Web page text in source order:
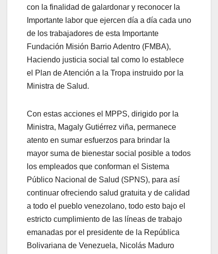
con la finalidad de galardonar y reconocer la
Importante labor que ejercen día a día cada uno
de los trabajadores de esta Importante
Fundación Misión Barrio Adentro (FMBA),
Haciendo justicia social tal como lo establece
el Plan de Atención a la Tropa instruido por la
Ministra de Salud.
Con estas acciones el MPPS, dirigido por la
Ministra, Magaly Gutiérrez viña, permanece
atento en sumar esfuerzos para brindar la
mayor suma de bienestar social posible a todos
los empleados que conforman el Sistema
Público Nacional de Salud (SPNS), para así
continuar ofreciendo salud gratuita y de calidad
a todo el pueblo venezolano, todo esto bajo el
estricto cumplimiento de las líneas de trabajo
emanadas por el presidente de la República
Bolivariana de Venezuela, Nicolás Maduro